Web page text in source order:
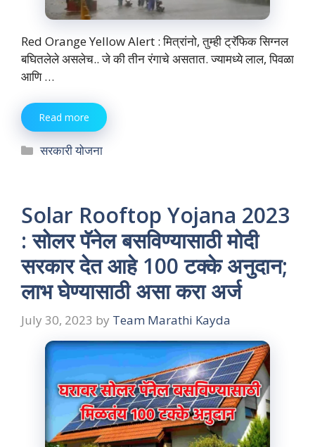
Red Orange Yellow Alert : मित्रांनो, तुम्ही ट्रॅफिक सिग्नल
बघितलेले असलेच.. जे की तीन रंगाचे असतात. ज्यामध्ये लाल, पिवळा
आणि …
Read more
Categories
सरकारी योजना
Solar Rooftop Yojana 2023
: सोलर पॅनेल बसविण्यासाठी मोदी
सरकार देत आहे 100 टक्के अनुदान;
लाभ घेण्यासाठी असा करा अर्ज
July 30, 2023 by Team Marathi Kayda